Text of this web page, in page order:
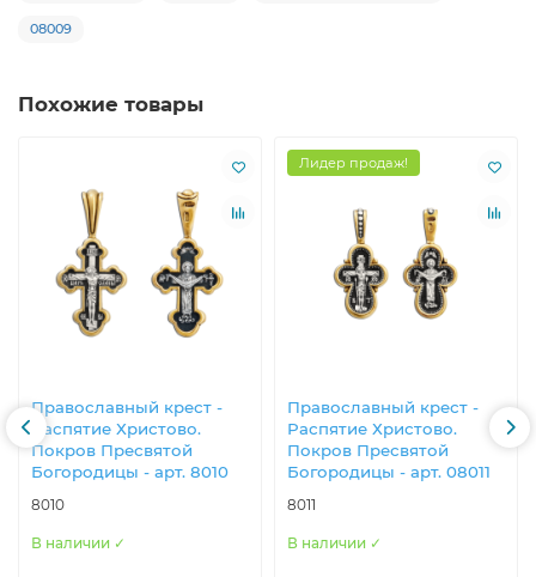
08009
Похожие товары
Православны​й крест -
Распятие Христово.
Покров Пресвятой
Богородицы - арт. 8010
8010
В наличии ✓
Лидер продаж!
Православны​й крест -
Распятие Христово.
Покров Пресвятой
Богородицы - арт. 08011
8011
В наличии ✓